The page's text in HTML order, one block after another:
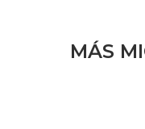
MÁS